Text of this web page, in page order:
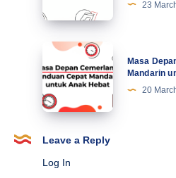
Mandarin:
Mengungkap
Rahasia
dari
Jejak
Sejarahnya
23
Masa
Depan
Cemerlang:
Panduan
Cepat
Mandarin
Masa
Mandarin
20
Leave a Reply
Log In